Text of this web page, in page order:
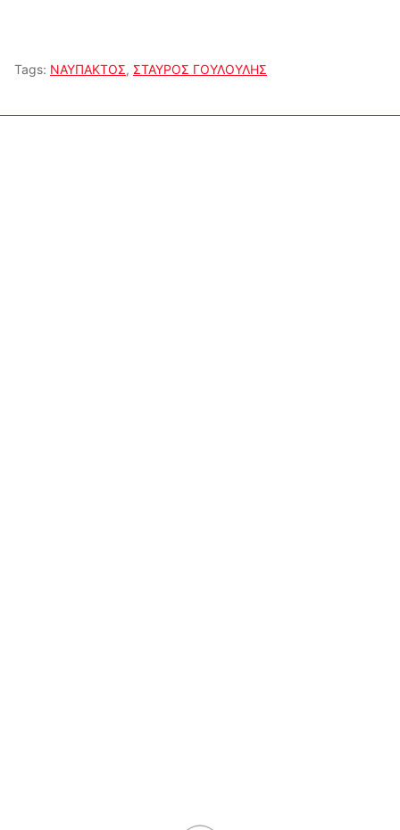
Tags: ΝΑΥΠΑΚΤΟΣ, ΣΤΑΥΡΟΣ ΓΟΥΛΟΥΛΗΣ